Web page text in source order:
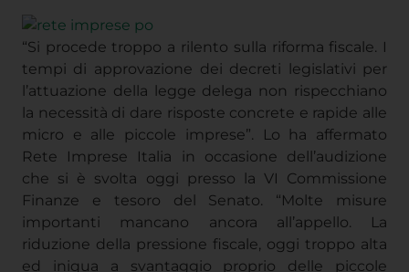
importanti mancano ancora all’appello. La
riduzione della pressione fiscale, oggi troppo alta
ed iniqua a svantaggio proprio delle piccole
imprese personali; gli incentivi alla
capitalizzazione delle imprese di minori
dimensioni; la modifica del sistema di riscossione
coattiva dei tributi; la possibilità di pagare le
imposte solo in relazione a ricavi effettivamente
incassati, per evitare di caricare, ingiustamente,
l’IRAP anche sulle tante piccole imprese
individuali ed ai lavoratori autonomi che non
hanno un’autonoma organizzazione”. “Non